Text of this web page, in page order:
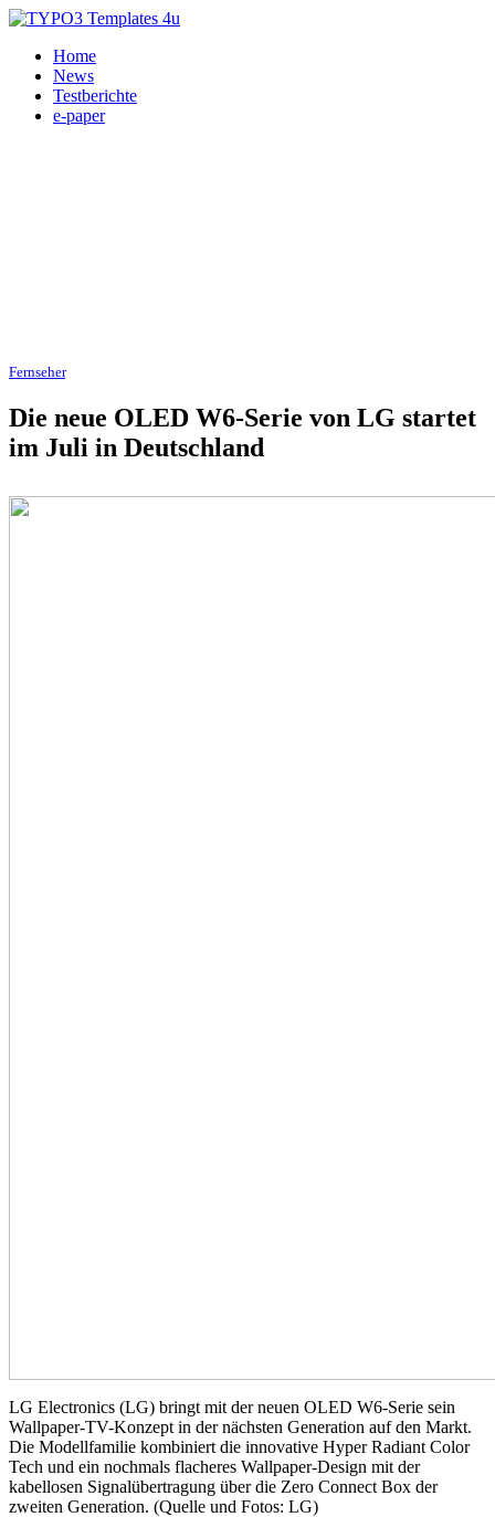
Home
News
Testberichte
e-paper
Fernseher, Heimkino 07.07.2026
Die neue OLED W6-Serie von LG startet
im Juli in Deutschland
LG Electronics (LG) bringt mit der neuen OLED W6-Serie sein
Wallpaper-TV-Konzept in der nächsten Generation auf den Markt.
Die Modellfamilie kombiniert die innovative Hyper Radiant Color
Tech und ein nochmals flacheres Wallpaper-Design mit der
kabellosen Signalübertragung über die Zero Connect Box der
zweiten Generation. (Quelle und Fotos: LG)